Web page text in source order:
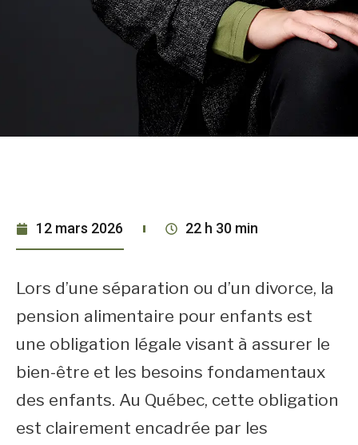
12 mars 2026 22 h 30 min
Lors d’une séparation ou d’un divorce, la
pension alimentaire pour enfants est
une obligation légale visant à assurer le
bien-être et les besoins fondamentaux
des enfants. Au Québec, cette obligation
est clairement encadrée par les